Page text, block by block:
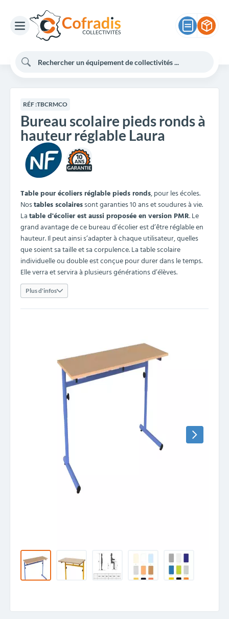
RÉF :TBCRMCO
Bureau scolaire pieds ronds à
hauteur réglable Laura
10
Table pour écoliers réglable pieds ronds, pour les écoles.
Nostables scolairessont garanties 10 ans et soudures à vie.
Latable d'écolier est aussi proposée en version PMR. Le
grand avantage de ce bureau d’écolier est d’être réglable en
hauteur. Il peut ainsi s’adapter à chaque utilisateur, quelles
que soient sa taille et sa corpulence. La table scolaire
individuelle ou double est conçue pour durer dans le temps.
Elle verra et servira à plusieurs générations d’élèves.
Plus d'infos